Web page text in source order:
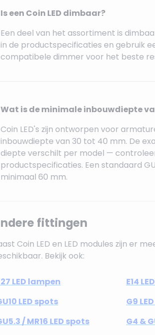
Is een Coin LED dimbaar?
Een deel van het assortiment is
in de productspecificaties en gebruik
compatibele dimmer voor het beste
Wat is de minimale inbouwdiepte
Coin LED's zijn ontworpen voor
inbouwdiepte van 30 tot 40 mm. De
diepte verschilt per model —
productspecificaties. Een standaard
minimaal 60 mm.
fittingen
Coin LED en LED modules zijn er
Bekijk ook:
LED lampen
E14
LED spots
G9
/ MR16 LED spots
G4 &